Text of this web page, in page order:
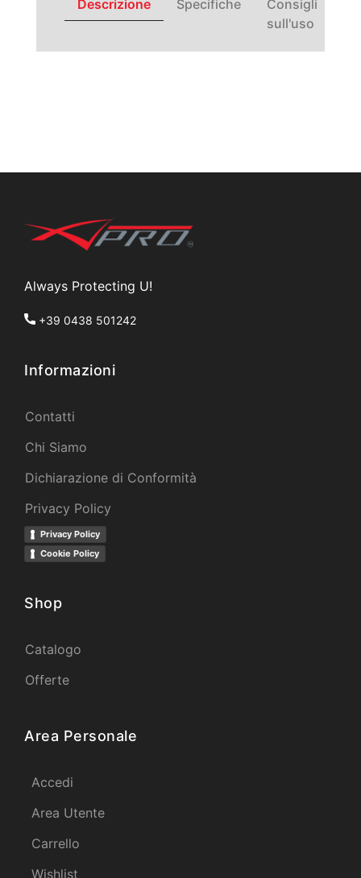
Descrizione Specifiche
Consigli
sull'uso
Always Protecting U!
+39 0438 501242
Informazioni
Contatti
Chi Siamo
Dichiarazione di Conformità
Privacy Policy
Privacy Policy
Cookie Policy
Shop
Catalogo
Offerte
Area Personale
Accedi
Area Utente
Carrello
Wishlist